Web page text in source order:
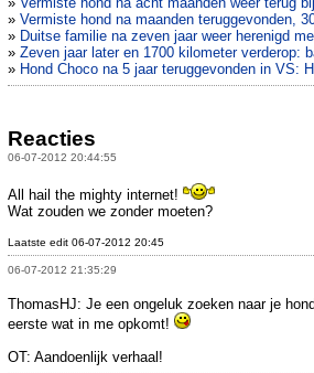
» Vermiste hond na maanden teruggevonden,
» Duitse familie na zeven jaar weer herenigd
» Zeven jaar later en 1700 kilometer verderop:
» Hond Choco na 5 jaar teruggevonden in VS:
Reacties
06-07-2012 20:44:55
All hail the mighty internet!
Wat zouden we zonder moeten?
Laatste edit 06-07-2012 20:45
06-07-2012 21:35:29
ThomasHJ: Je een ongeluk zoeken naar je
eerste wat in me opkomt!
OT: Aandoenlijk verhaal!